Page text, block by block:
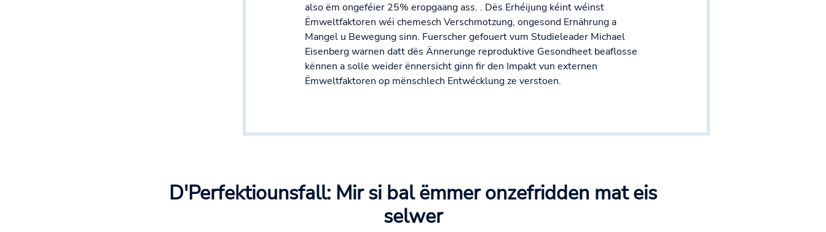
also ëm ongeféier 25% eropgaang ass. . Dës Erhéijung kéint wéinst
Ëmweltfaktoren wéi chemesch Verschmotzung, ongesond Ernährung a
Mangel u Bewegung sinn. Fuerscher gefouert vum Studieleader Michael
Eisenberg warnen datt dës Ännerunge reproduktive Gesondheet beaflosse
kënnen a solle weider ënnersicht ginn fir den Impakt vun externen
Ëmweltfaktoren op mënschlech Entwécklung ze verstoen.
D'Perfektiounsfall: Mir si bal ëmmer onzefridden mat eis
selwer